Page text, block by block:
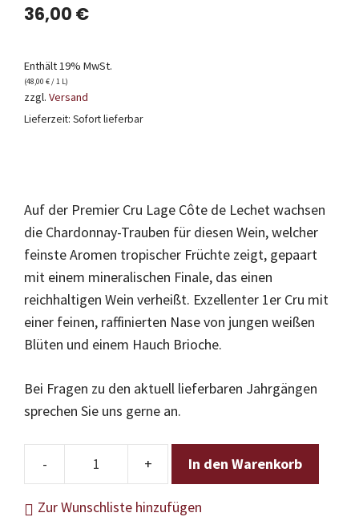
36,00 €
Enthält 19% MwSt.
(48,00 € / 1 L)
zzgl. Versand
Lieferzeit: Sofort lieferbar
Auf der Premier Cru Lage Côte de Lechet wachsen
die Chardonnay-Trauben für diesen Wein, welcher
feinste Aromen tropischer Früchte zeigt, gepaart
mit einem mineralischen Finale, das einen
reichhaltigen Wein verheißt. Exzellenter 1er Cru mit
einer feinen, raffinierten Nase von jungen weißen
Blüten und einem Hauch Brioche.
Bei Fragen zu den aktuell lieferbaren Jahrgängen
sprechen Sie uns gerne an.
Domaine
Malandes
In den Warenkorb
Zur Wunschliste hinzufügen